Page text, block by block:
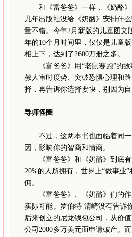
和《富爸爸》一样，《奶酪》
几年出版社没给《奶酪》安排什
量不错。今年2月新版的儿童图文
年的10个月时间里，仅仅是儿童
相上下，达到了2600万册之多。
《富爸爸》用“老鼠赛跑”的故
教人审时度势、突破恐惧心理和
择，再告诉你选择要快，别因为
导师怪圈
不过，这两本书也面临着同一
因，影响你的智商和情商。
《富爸爸》和《奶酪》到底有
20%的人所拥有，世界上“做事业
佣。
《富爸爸》、《奶酪》们的作
实际可能。罗伯特·清崎没有告诉
后来创立的尼龙钱包公司，从价
公司2000多万美元而申请破产。